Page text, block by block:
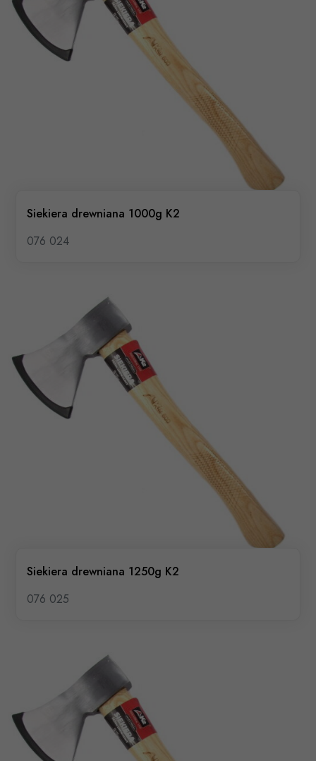
Siekiera drewniana 1000g K2
076 024
Siekiera drewniana 1250g K2
076 025